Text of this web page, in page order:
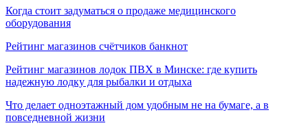
Когда стоит задуматься о продаже медицинского
оборудования
Рейтинг магазинов счётчиков банкнот
Рейтинг магазинов лодок ПВХ в Минске: где купить
надежную лодку для рыбалки и отдыха
Что делает одноэтажный дом удобным не на бумаге, а в
повседневной жизни